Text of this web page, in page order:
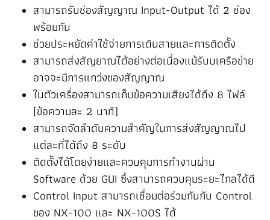
สามารถรับช่องสัญญาณ Input-Output ได้ 2 ช่อง
พร้อมกัน
ช่วยประหยัดค่าใช้จ่ายการเดินสายและการติดตั้ง
สามารถส่งสัญยาณได้อย่างต่อเนื่องแม้รับบเครือข่าย
อาจจะมีการแกว่งของสัญญาณ
ในตัวเครื่องสามารถเก็บข้อความเสียงได้ถึง 8 ไฟล์
(ข้อความละ 2 นาที)
สามารถจัดลำดับความสำคัญในการส่งสัญญาณไป
แต่ละที่ได้ถึง 8 ระดับ
ติดตั้งได้โดยง่ายและควบคุมการทำงานผ่าน
Software ด้วย GUI ซึ่งสามารถควบคุมระยะไกลได้ดี
Control Input สามารถเชื่อมต่อร่วมกันกับ Control
ของ NX-100 และ NX-100S ได้